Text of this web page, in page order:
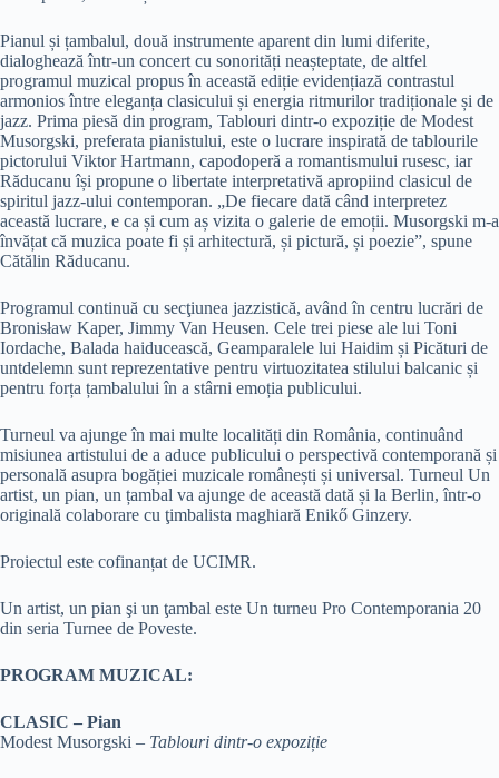
Pianul și țambalul, două instrumente aparent din lumi diferite,
dialoghează într-un concert cu sonorități neașteptate, de altfel
programul muzical propus în această ediție evidențiază contrastul
armonios între eleganța clasicului și energia ritmurilor tradiționale și de
jazz. Prima piesă din program, Tablouri dintr-o expoziție de Modest
Musorgski, preferata pianistului, este o lucrare inspirată de tablourile
pictorului Viktor Hartmann, capodoperă a romantismului rusesc, iar
Răducanu își propune o libertate interpretativă apropiind clasicul de
spiritul jazz-ului contemporan. „De fiecare dată când interpretez
această lucrare, e ca și cum aș vizita o galerie de emoții. Musorgski m-a
învățat că muzica poate fi și arhitectură, și pictură, și poezie”, spune
Cătălin Răducanu.
Programul continuă cu secţiunea jazzistică, având în centru lucrări de
Bronisław Kaper, Jimmy Van Heusen. Cele trei piese ale lui Toni
Iordache, Balada haiducească, Geamparalele lui Haidim și Picături de
untdelemn sunt reprezentative pentru virtuozitatea stilului balcanic și
pentru forța țambalului în a stârni emoția publicului.
Turneul va ajunge în mai multe localități din România, continuând
misiunea artistului de a aduce publicului o perspectivă contemporană și
personală asupra bogăției muzicale românești și universal. Turneul Un
artist, un pian, un țambal va ajunge de această dată și la Berlin, într-o
originală colaborare cu ţimbalista maghiară Enikő Ginzery.
Proiectul este cofinanțat de UCIMR.
Un artist, un pian şi un ţambal este Un turneu Pro Contemporania 20
din seria Turnee de Poveste.
PROGRAM MUZICAL:
CLASIC – Pian
Modest Musorgski – Tablouri dintr-o expoziție